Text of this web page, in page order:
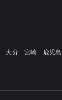
大分 宮崎 鹿児島